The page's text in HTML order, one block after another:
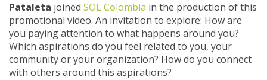
Pataleta joined SOL Colombia in the production of this
promotional video. An invitation to explore: How are
you paying attention to what happens around you?
Which aspirations do you feel related to you, your
community or your organization? How do you connect
with others around this aspirations?